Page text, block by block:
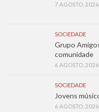
7 AGOSTO, 2026
SOCIEDADE
Grupo
comunidade
6 AGOSTO, 2026
SOCIEDADE
Jovens
6 AGOSTO, 2026